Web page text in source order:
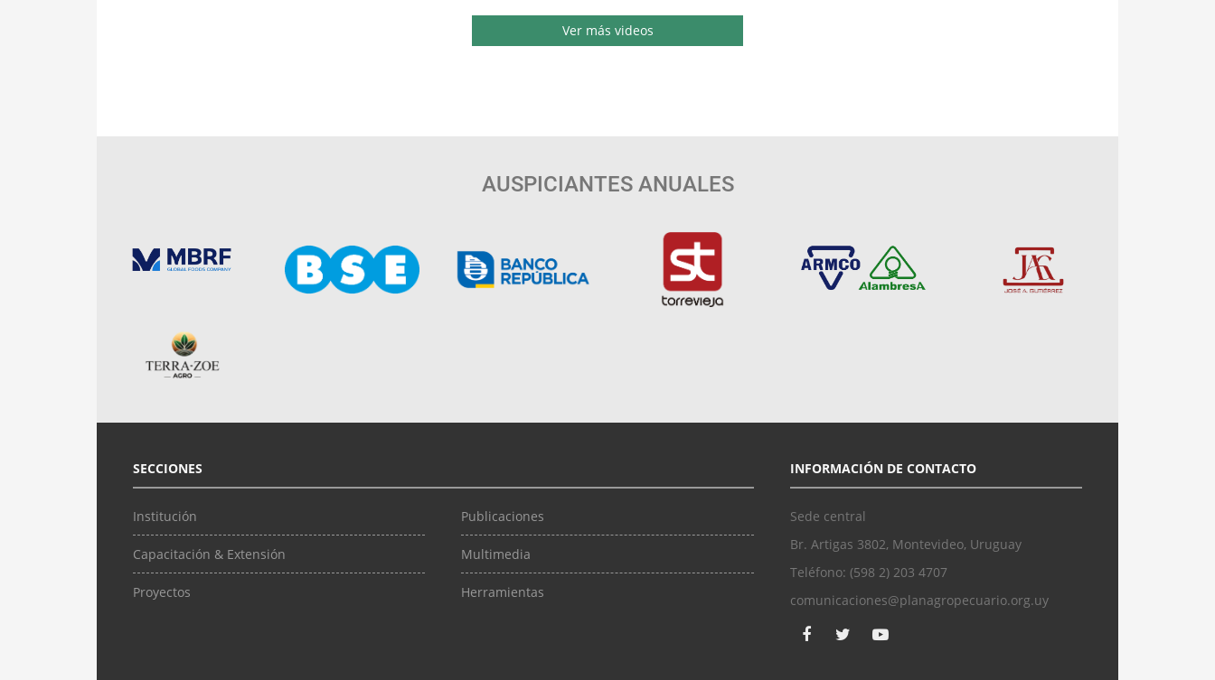
Ver más videos
AUSPICIANTES ANUALES
SECCIONES
Institución
Capacitación & Extensión
Proyectos
Publicaciones
Multimedia
Herramientas
INFORMACIÓN DE CONTACTO
Sede central
Br. Artigas 3802, Montevideo, Uruguay
Teléfono: (598 2) 203 4707
comunicaciones@planagropecuario.org.uy